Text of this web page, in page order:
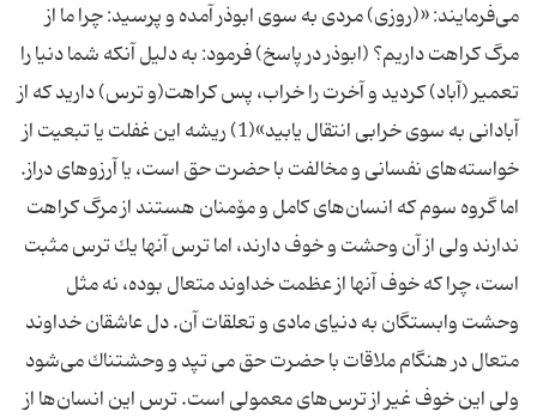
می‌فرمایند: «(روزی‌) مردی‌ به ‌سوی‌ ابوذر آمده‌ و پرسید: چرا ما از
مرگ ‌كراهت‌ داریم‌؟ (ابوذر در پاسخ‌) فرمود: به‌ دلیل‌ آنكه‌ شما دنیا را
تعمیر (آباد) كردید و آخرت‌ را خراب‌، پس‌ كراهت‌(و ترس‌) دارید كه‌ از
آبادانی‌ به‌ سوی‌ خرابی‌ انتقال‌ یابید»(1) ریشه‌ این‌ غفلت‌ یا تبعیت از
اما گروه‌ سوم‌ كه‌ انسان‌های‌ كامل‌ و مۆمنان هستند از مرگ ‌كراهت‌
ندارند ولی‌ از آن‌ وحشت‌ و خوف‌ دارند، اما ترس‌ آنها یك‌ ترس ‌مثبت‌
است‌، چرا كه‌ خوف‌ آنها از عظمت‌ خداوند متعال‌ بوده‌، نه ‌مثل‌
وحشت‌ وابستگان‌ به‌ دنیای‌ مادی‌ و تعلقات‌ آن‌. دل‌ عاشقان‌ خداوند
متعال‌ در هنگام‌ ملاقات‌ با حضرت ‌حق‌ می تپد و وحشتناك‌ می‌شود
ولی‌ این‌ خوف‌ غیر از ترس‌های‌ معمولی‌ است‌. ترس این ‌انسان‌ها از